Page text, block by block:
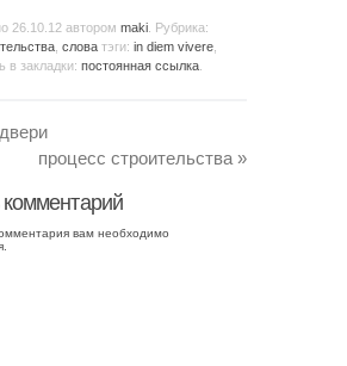
26.10.12 автором maki . Рубрика:
слова тэги: in diem vivere
в закладки: постоянная ссылка
процесс строительства »
вам необходимо